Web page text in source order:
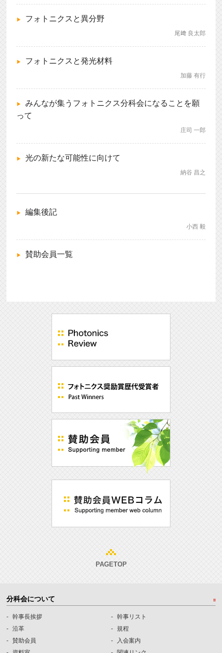
フォトニクスと異分野
尾﨑 良太郎
フォトニクスと発光材料
加藤 有行
みんなが集うフォトニクス分科会になることを願
って
庄司 一郎
光の新たな可能性に向けて
納谷 昌之
編集後記
小西 毅
賛助会員一覧
PAGETOP
分科会について
幹事長挨拶
幹事リスト
沿革
規程
賛助会員
入会案内